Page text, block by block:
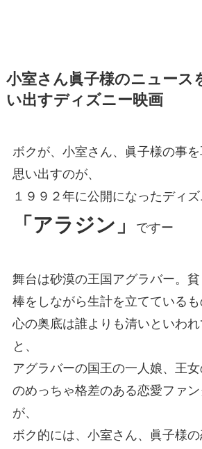
小室さん眞子様のニュース
い出すディズニー映画
ボクが、小室さん、眞子様の事
思い出すのが、
１９９２年に公開になったディ
「アラジン」 ですー
舞台は砂漠の王国アグラバー。
棒をしながら生計を立てているも
心の奥底は誰よりも清いといわ
と、
アグラバーの国王の一人娘、王
のめっちゃ格差のある恋愛ファ
が、
ボク的には、小室さん、眞子様